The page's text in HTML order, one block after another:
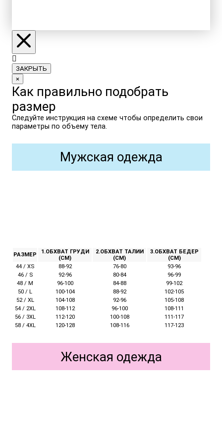
ЗАКРЫТЬ
×
Как правильно подобрать
размер
Следуйте инструкция на схеме чтобы определить свои
параметры по объему тела.
Мужская одежда
РАЗМЕР
1.ОБХВАТ ГРУДИ
(СМ)
2.ОБХВАТ ТАЛИИ
(СМ)
3.ОБХВАТ БЕДЕР
(СМ)
44 / XS
88-92 76-80
93-96
46 / S
92-96 80-84
96-99
48 / M
96-100 84-88
99-102
50 / L
100-104 88-92
102-105
52 / XL
104-108 92-96
105-108
54 / 2XL
108-112 96-100
108-111
56 / 3XL
112-120 100-108
111-117
58 / 4XL
120-128 108-116 117-123
Женская одежда